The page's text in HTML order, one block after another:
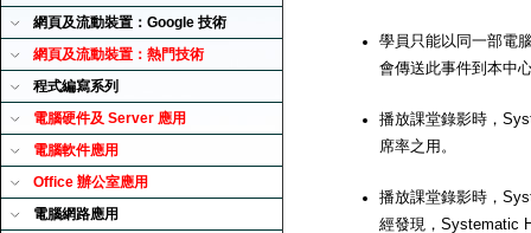
網頁及流動裝置：Google 技術
網頁及流動裝置：熱門技術
程式編寫系列
電腦硬件及 Server 應用
電腦軟件應用
Office 辦公室應用
電腦網路應用
學員只能以同一部電
會傳送此事件到本中
播放課堂錄影時，
席率之用。
播放課堂錄影時，
經發現，Systematic